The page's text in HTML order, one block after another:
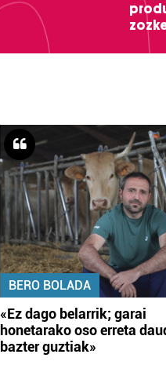
BERO BOLADA
«Ez dago belarrik; garai
honetarako oso erreta
bazter guztiak»